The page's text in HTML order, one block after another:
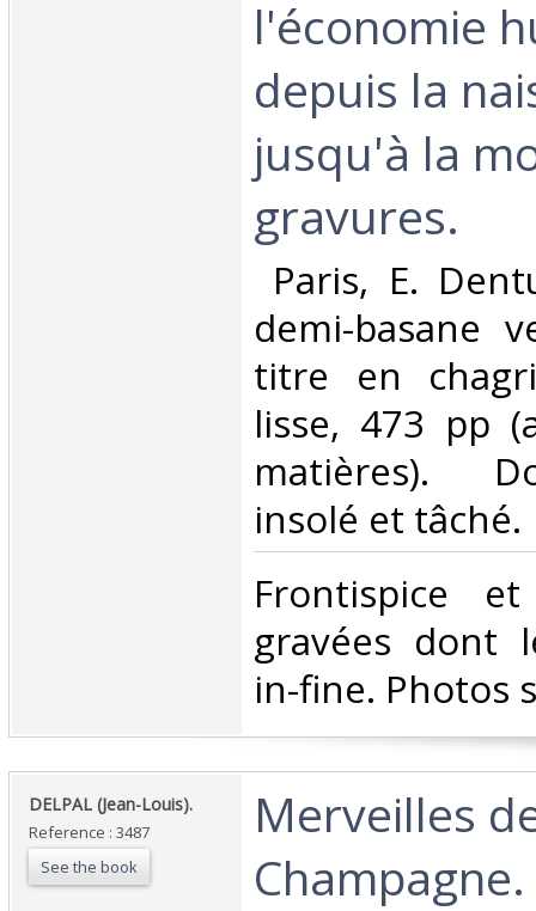
l'économie
depuis la
jusqu'à la
gravures.‎
Paris, E.
demi-basane
titre en
lisse, 473 pp
matières).
insolé et tâché. ‎
‎Frontispice
gravées dont
in-fine. Photos
‎DELPAL (Jean-Louis).‎
Reference : 3487
See the book
‎Merveilles
Champagne.‎